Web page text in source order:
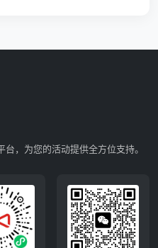
，为您的活动提供全方位支持。